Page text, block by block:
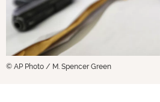
© AP Photo / M. Spencer Green